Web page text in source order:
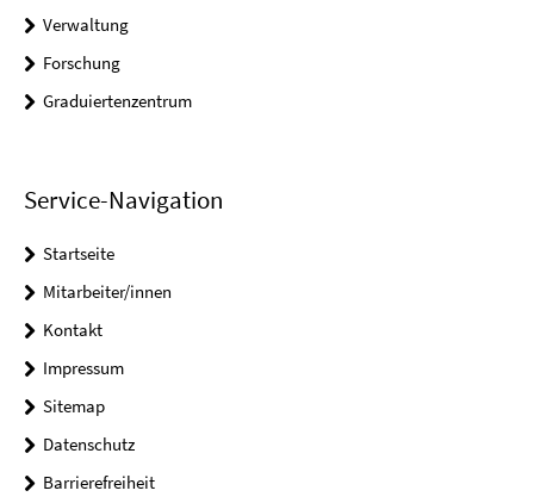
Verwaltung
Forschung
Graduiertenzentrum
Service-Navigation
Startseite
Mitarbeiter/innen
Kontakt
Impressum
Sitemap
Datenschutz
Barrierefreiheit